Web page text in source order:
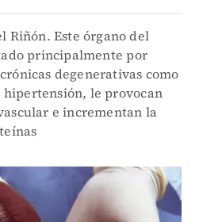
Riñón. Este órgano del
principalmente por
degenerativas como
hipertensión, le provocan
e incrementan la